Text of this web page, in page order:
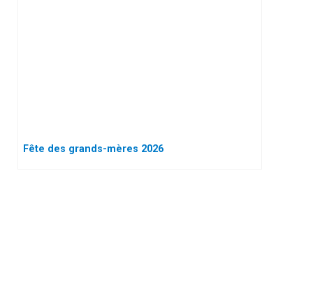
Fête des grands-mères 2026